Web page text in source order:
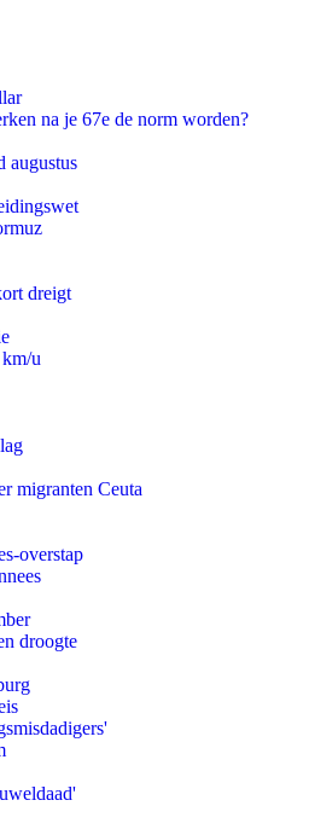
na je 67e de norm worden?
augustus
dreigt
u
migranten Ceuta
overstap
droogte